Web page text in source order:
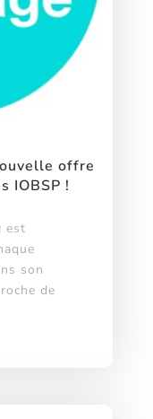
offre
IOBSP !
est
son
de